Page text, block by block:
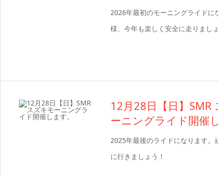
2026年最初のモーニングライドに
様、今年も楽しく安全に走りまし
12月28日【日】SMR
ーニングライド開催
2025年最後のライドになります。
に行きましょう！